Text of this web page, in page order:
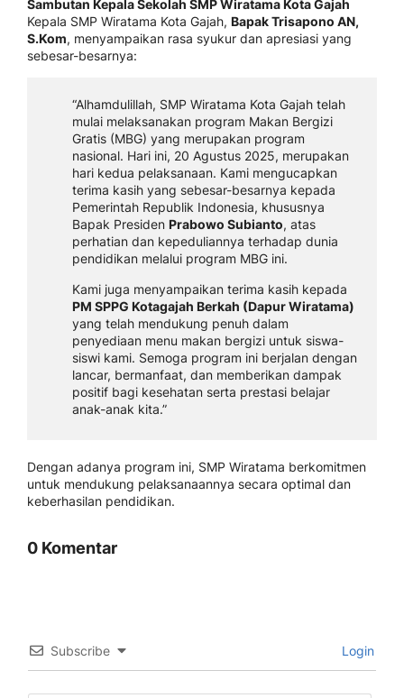
Sambutan Kepala Sekolah SMP Wiratama Kota Gajah
Kepala SMP Wiratama Kota Gajah, Bapak Trisapono AN,
S.Kom, menyampaikan rasa syukur dan apresiasi yang
sebesar-besarnya:
“Alhamdulillah, SMP Wiratama Kota Gajah telah
mulai melaksanakan program Makan Bergizi
Gratis (MBG) yang merupakan program
nasional. Hari ini, 20 Agustus 2025, merupakan
hari kedua pelaksanaan. Kami mengucapkan
terima kasih yang sebesar-besarnya kepada
Pemerintah Republik Indonesia, khususnya
Bapak Presiden Prabowo Subianto, atas
perhatian dan kepeduliannya terhadap dunia
pendidikan melalui program MBG ini.
Kami juga menyampaikan terima kasih kepada
PM SPPG Kotagajah Berkah (Dapur Wiratama)
yang telah mendukung penuh dalam
penyediaan menu makan bergizi untuk siswa-
siswi kami. Semoga program ini berjalan dengan
lancar, bermanfaat, dan memberikan dampak
positif bagi kesehatan serta prestasi belajar
anak-anak kita.”
Dengan adanya program ini, SMP Wiratama berkomitmen
untuk mendukung pelaksanaannya secara optimal dan
keberhasilan pendidikan.
0 Komentar
Subscribe Login